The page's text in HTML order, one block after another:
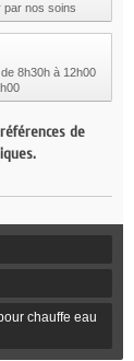
par nos soins
8h30h à 12h00
de
chauffe eau